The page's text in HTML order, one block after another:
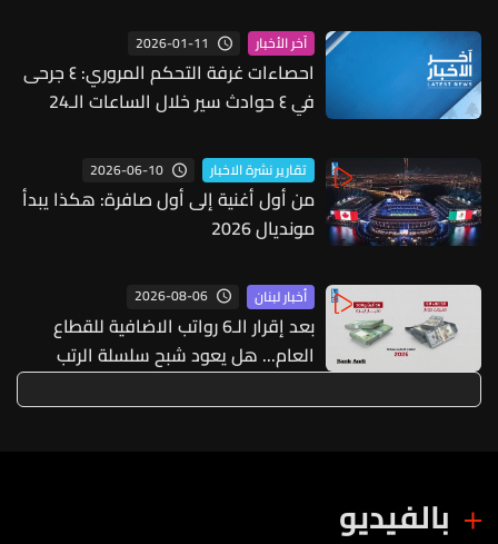
آخر الأخبار 2026-01-11
احصاءات غرفة التحكم المروري: ٤ جرحى
في ٤ حوادث سير خلال الساعات الـ24
تقارير نشرة الاخبار 2026-06-10
من أول أغنية إلى أول صافرة: هكذا يبدأ
مونديال 2026
أخبار لبنان 2026-08-06
بعد إقرار الـ6 رواتب الاضافية للقطاع
العام... هل يعود شبح سلسلة الرتب
والرواتب؟
بالفيديو